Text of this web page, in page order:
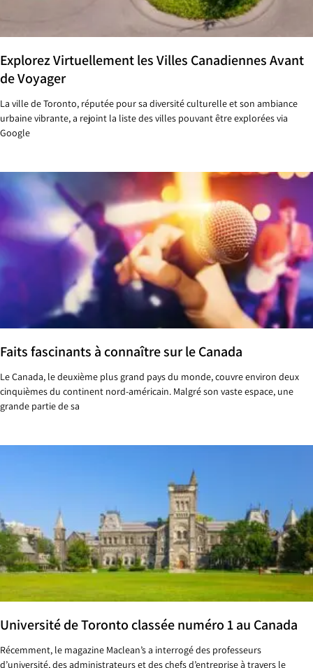
Explorez Virtuellement les Villes Canadiennes Avant
de Voyager
La ville de Toronto, réputée pour sa diversité culturelle et son ambiance
urbaine vibrante, a rejoint la liste des villes pouvant être explorées via
Google
Faits fascinants à connaître sur le Canada
Le Canada, le deuxième plus grand pays du monde, couvre environ deux
cinquièmes du continent nord-américain. Malgré son vaste espace, une
grande partie de sa
Université de Toronto classée numéro 1 au Canada
Récemment, le magazine Maclean’s a interrogé des professeurs
d’université, des administrateurs et des chefs d’entreprise à travers le